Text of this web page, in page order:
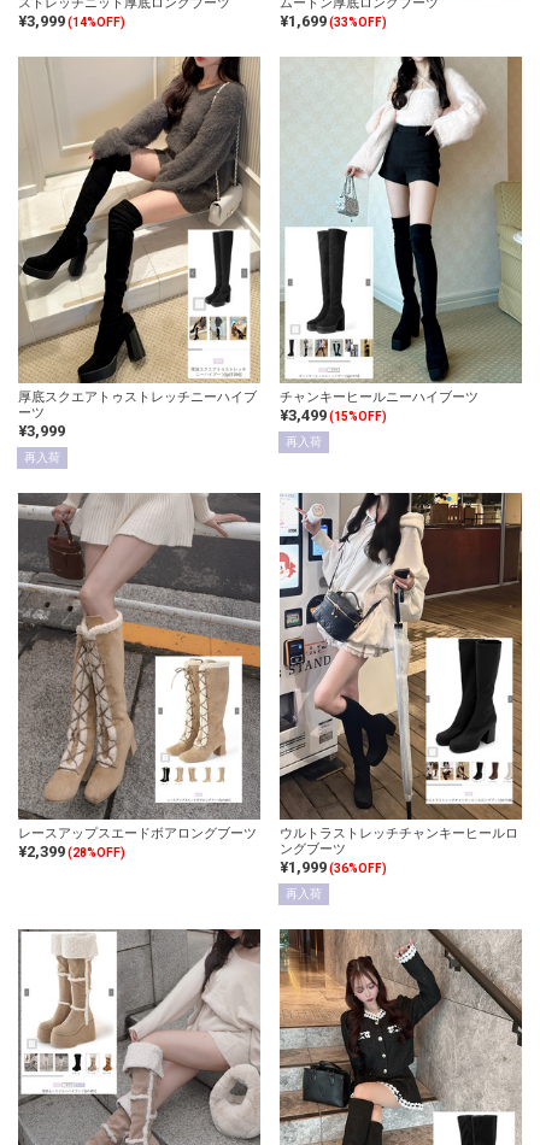
¥3,999(14%OFF) ¥1,699(33%OFF)
厚底スクエアトゥストレッチニーハイブ
ーツ
¥3,999
再入荷
チャンキーヒールニーハイブーツ
¥3,499(15%OFF)
再入荷
レースアップスエードボアロングブーツ
¥2,399(28%OFF)
ウルトラストレッチチャンキーヒールロ
ングブーツ
¥1,999(36%OFF)
再入荷